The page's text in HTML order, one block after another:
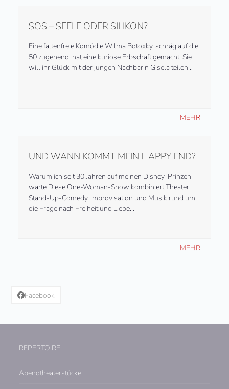
SOS – SEELE ODER SILIKON?
Eine faltenfreie Komödie Wilma Botoxky, schräg auf die
50 zugehend, hat eine kuriose Erbschaft gemacht. Sie
will ihr Glück mit der jungen Nachbarin Gisela teilen…
MEHR
UND WANN KOMMT MEIN HAPPY END?
Warum ich seit 30 Jahren auf meinen Disney-Prinzen
warte Diese One-Woman-Show kombiniert Theater,
Stand-Up-Comedy, Improvisation und Musik rund um
die Frage nach Freiheit und Liebe…
MEHR
Facebook
REPERTOIRE
Abendtheaterstücke